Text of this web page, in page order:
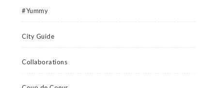
#Yummy
City Guide
Collaborations